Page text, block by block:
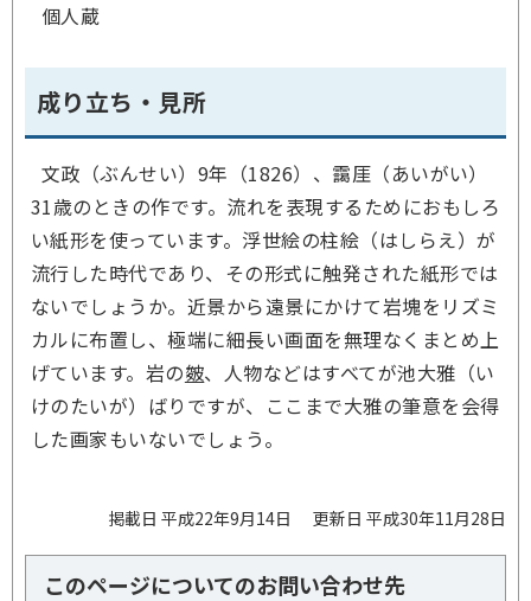
個人蔵
成り立ち・見所
文政（ぶんせい）9年（1826）、靄厓（あいがい）
31歳のときの作です。流れを表現するためにおもしろ
い紙形を使っています。浮世絵の柱絵（はしらえ）が
流行した時代であり、その形式に触発された紙形では
ないでしょうか。近景から遠景にかけて岩塊をリズミ
カルに布置し、極端に細長い画面を無理なくまとめ上
げています。岩の皴、人物などはすべてが池大雅（い
けのたいが）ばりですが、ここまで大雅の筆意を会得
した画家もいないでしょう。
掲載日 平成22年9月14日 更新日 平成30年11月28日
このページについてのお問い合わせ先